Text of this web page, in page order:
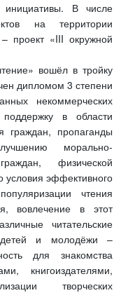
В числе
на территории
проект «III окружной
вошёл в тройку
дипломом 3 степени
некоммерческих
в области
граждан, пропаганды
морально-
физической
условия эффективного
чтения
вовлечение в этот
читательские
и молодёжи –
для знакомства
книгоиздателями,
творческих